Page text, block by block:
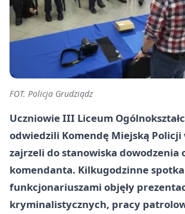
FOT. Policja Grudziądz
Uczniowie III Liceum
odwiedzili Komendę Miejską Policji
zajrzeli do stanowiska dowodzenia
komendanta. Kilkugodzinne
funkcjonariuszami objęły
kryminalistycznych, pracy